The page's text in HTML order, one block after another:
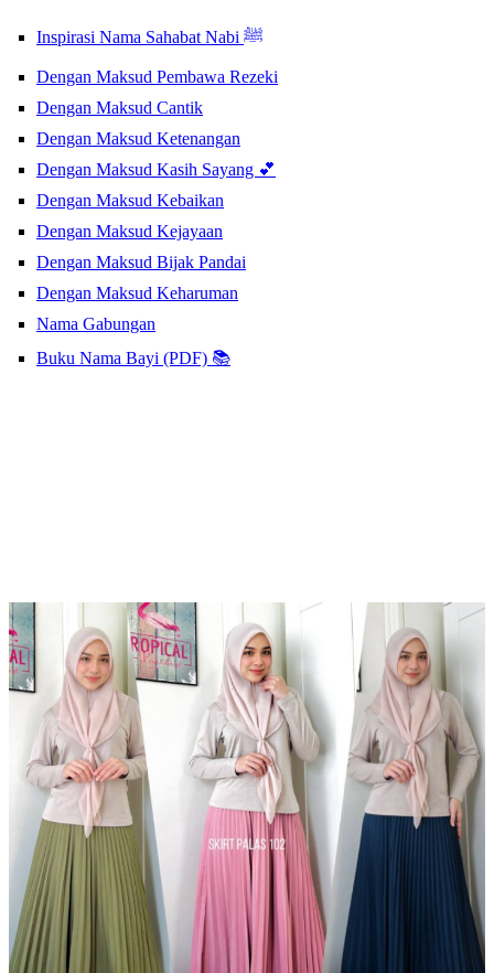
Inspirasi Nama Sahabat Nabi ﷺ
Dengan Maksud Pembawa Rezeki
Dengan Maksud Cantik
Dengan Maksud Ketenangan
Dengan Maksud Kasih Sayang 💕
Dengan Maksud Kebaikan
Dengan Maksud Kejayaan
Dengan Maksud Bijak Pandai
Dengan Maksud Keharuman
Nama Gabungan
Buku Nama Bayi (PDF) 📚